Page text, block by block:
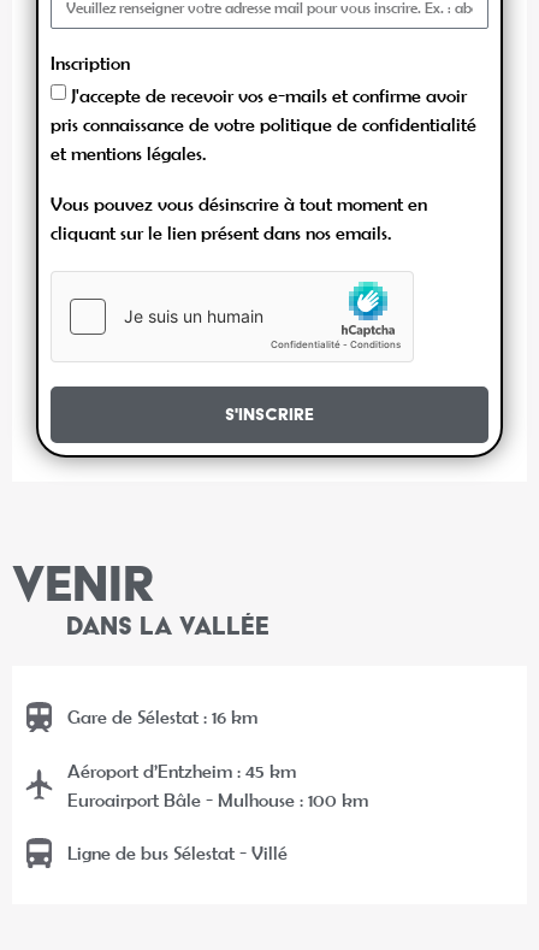
Inscription
J'accepte de recevoir vos e-mails et confirme avoir
pris connaissance de votre politique de confidentialité
et mentions légales.
Vous pouvez vous désinscrire à tout moment en
cliquant sur le lien présent dans nos emails.
S'inscrire
VENIR
DANS LA VALLÉE
Gare de Sélestat : 16 km
Aéroport d’Entzheim : 45 km
Euroairport Bâle - Mulhouse : 100 km
Ligne de bus Sélestat - Villé